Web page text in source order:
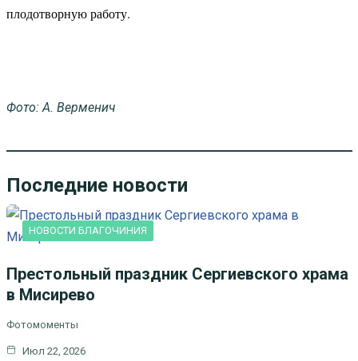
плодотворную работу.
Фото: А. Верменич
Последние новости
НОВОСТИ БЛАГОЧИНИЯ
Престольный праздник Сергиевского храма
в Мисирево
Фотомоменты
Июл 22, 2026